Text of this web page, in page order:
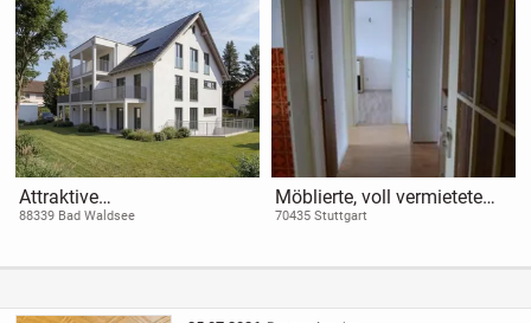
Attraktive
Neubauwohnungen bei Bad
88339 Bad Waldsee
Möblierte, voll vermietete
WG-Wohnung in Stuttgart-
Bahnhof
70435 Stuttgart